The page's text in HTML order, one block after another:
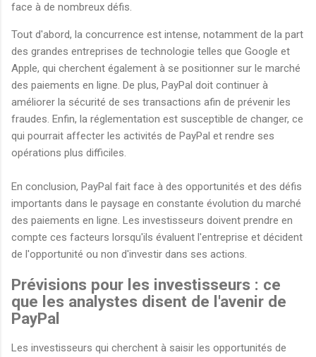
face à de nombreux défis.
Tout d'abord, la concurrence est intense, notamment de la part
des grandes entreprises de technologie telles que Google et
Apple, qui cherchent également à se positionner sur le marché
des paiements en ligne. De plus, PayPal doit continuer à
améliorer la sécurité de ses transactions afin de prévenir les
fraudes. Enfin, la réglementation est susceptible de changer, ce
qui pourrait affecter les activités de PayPal et rendre ses
opérations plus difficiles.
En conclusion, PayPal fait face à des opportunités et des défis
importants dans le paysage en constante évolution du marché
des paiements en ligne. Les investisseurs doivent prendre en
compte ces facteurs lorsqu'ils évaluent l'entreprise et décident
de l'opportunité ou non d'investir dans ses actions.
Prévisions pour les investisseurs : ce
que les analystes disent de l'avenir de
PayPal
Les investisseurs qui cherchent à saisir les opportunités de